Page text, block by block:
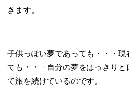
きます。
子供っぽい夢であっても・・・現
ても・・・自分の夢をはっきりと
て旅を続けているのです。